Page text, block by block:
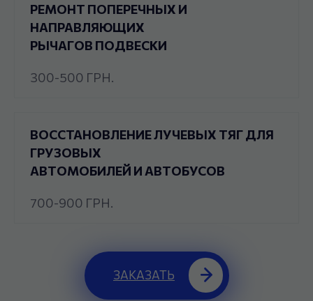
РЕМОНТ ПОПЕРЕЧНЫХ И
НАПРАВЛЯЮЩИХ
РЫЧАГОВ ПОДВЕСКИ
300-500 ГРН.
ВОССТАНОВЛЕНИЕ ЛУЧЕВЫХ ТЯГ ДЛЯ
ГРУЗОВЫХ
АВТОМОБИЛЕЙ И АВТОБУСОВ
700-900 ГРН.
ЗАКАЗАТЬ